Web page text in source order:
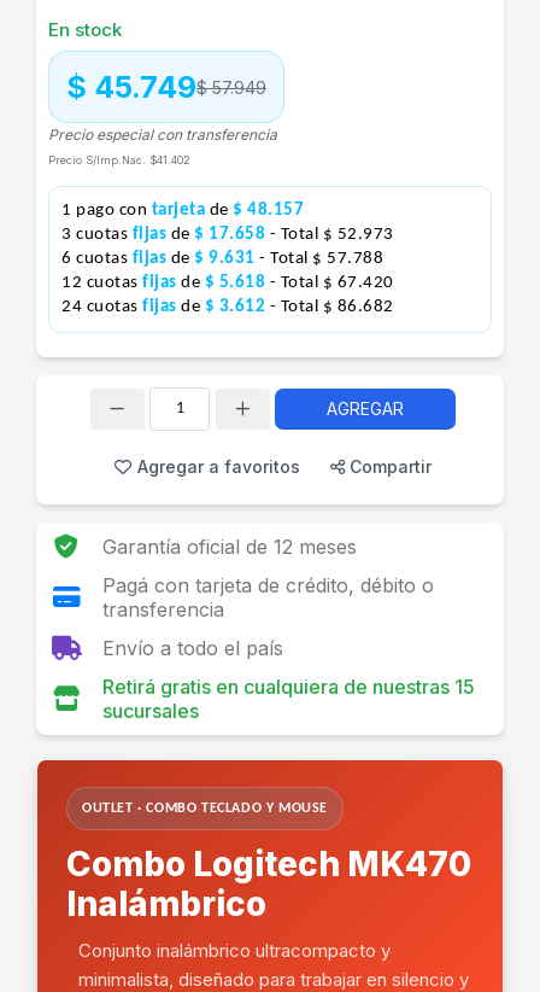
En stock
$ 57.949
$ 45.749
Precio especial con transferencia
Precio S/Imp.Nac. $41.402
1 pago con tarjeta de $ 48.157
3 cuotas fijas de $ 17.658 - Total $ 52.973
6 cuotas fijas de $ 9.631 - Total $ 57.788
12 cuotas fijas de $ 5.618 - Total $ 67.420
24 cuotas fijas de $ 3.612 - Total $ 86.682
AGREGAR
Agregar a favoritos Compartir
Garantía oficial de 12 meses
Pagá con tarjeta de crédito, débito o
transferencia
Envío a todo el país
Retirá gratis en cualquiera de nuestras 15
sucursales
OUTLET · COMBO TECLADO Y MOUSE
Combo Logitech MK470
Inalámbrico
Conjunto inalámbrico ultracompacto y
minimalista, diseñado para trabajar en silencio y